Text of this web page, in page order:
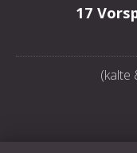
17
(kalte